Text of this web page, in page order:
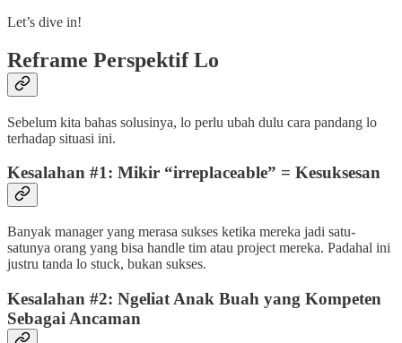
Let’s dive in!
Reframe Perspektif Lo
Sebelum kita bahas solusinya, lo perlu ubah dulu cara pandang lo
terhadap situasi ini.
Kesalahan #1: Mikir “irreplaceable” = Kesuksesan
Banyak manager yang merasa sukses ketika mereka jadi satu-
satunya orang yang bisa handle tim atau project mereka. Padahal ini
justru tanda lo stuck, bukan sukses.
Kesalahan #2: Ngeliat Anak Buah yang Kompeten
Sebagai Ancaman